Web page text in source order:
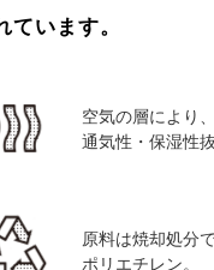
います。
空気の層により、
通気性・保湿性抜
原料は焼却処分
ポリエチレン。